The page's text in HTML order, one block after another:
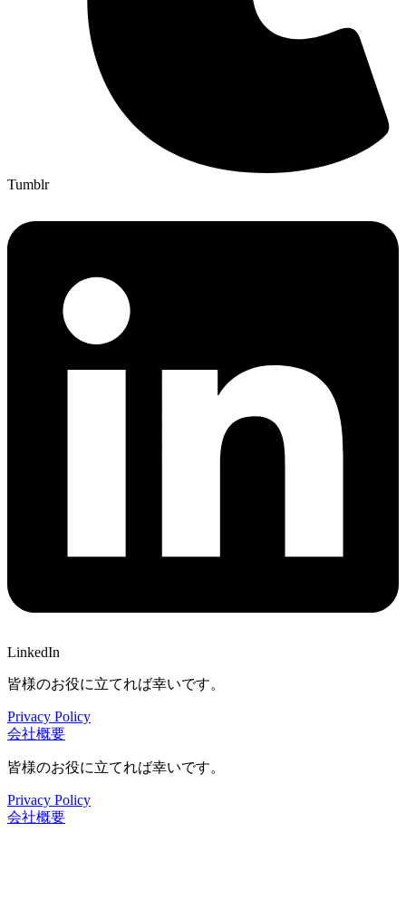
Tumblr
LinkedIn
皆様のお役に立てれば幸いです。
Privacy Policy
会社概要
皆様のお役に立てれば幸いです。
Privacy Policy
会社概要